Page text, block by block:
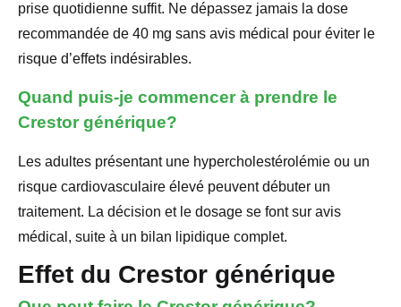
prise quotidienne suffit. Ne dépassez jamais la dose
recommandée de 40 mg sans avis médical pour éviter le
risque d’effets indésirables.
Quand puis-je commencer à prendre le
Crestor générique?
Les adultes présentant une hypercholestérolémie ou un
risque cardiovasculaire élevé peuvent débuter un
traitement. La décision et le dosage se font sur avis
médical, suite à un bilan lipidique complet.
Effet du Crestor générique